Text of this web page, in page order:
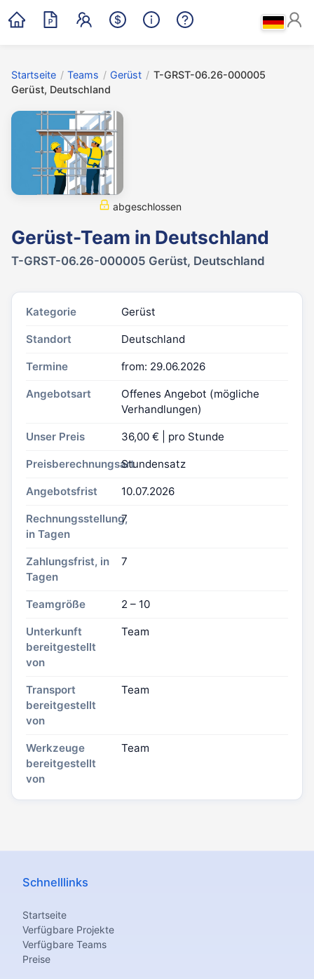
Startseite / Teams / Gerüst / T-GRST-06.26-000005
Gerüst, Deutschland
abgeschlossen
Gerüst-Team in Deutschland
T-GRST-06.26-000005 Gerüst, Deutschland
Kategorie Gerüst
Standort Deutschland
Termine from: 29.06.2026
Angebotsart
Offenes Angebot (mögliche
Verhandlungen)
Unser Preis 36,00 € | pro Stunde
PreisberechnungsartStundensatz
Angebotsfrist 10.07.2026
Rechnungsstellung,
in Tagen
7
Zahlungsfrist, in
Tagen
7
Teamgröße 2 – 10
Unterkunft
bereitgestellt
von
Team
Transport
bereitgestellt
von
Team
Werkzeuge
bereitgestellt
von
Team
Schnelllinks
Startseite
Verfügbare Projekte
Verfügbare Teams
Preise